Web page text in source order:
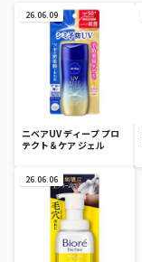
26.06.09
ニベアUV ディープ プロ
テクト＆ケア ジェル
26.06.06